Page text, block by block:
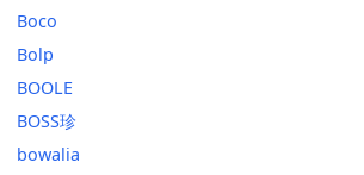
Boco
Bolp
BOOLE
BOSS珍
bowalia